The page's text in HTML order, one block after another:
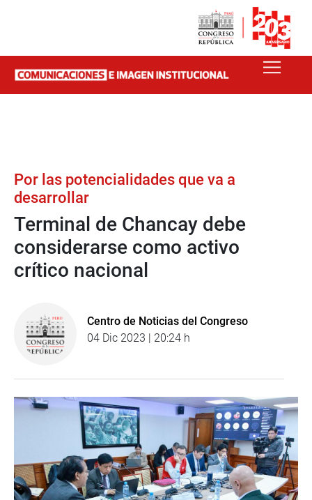
Por las potencialidades que va a
desarrollar
Terminal de Chancay debe
considerarse como activo
crítico nacional
Centro de Noticias del Congreso
04 Dic 2023 | 20:24 h